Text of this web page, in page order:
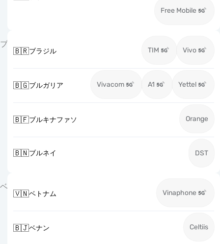
Free Mobile
ブ
🇧🇷ブラジル TIM Vivo
🇧🇬ブルガリア Vivacom A1 Yettel
🇧🇫ブルキナファソ Orange
🇧🇳ブルネイ DST
ベ
🇻🇳ベトナム Vinaphone
🇧🇯ベナン Celtiis